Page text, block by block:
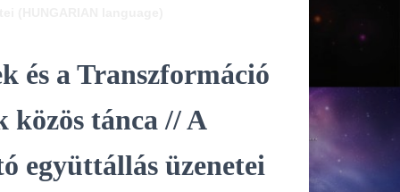
és a Transzformáció
közös tánca // A
együttállás üzenetei